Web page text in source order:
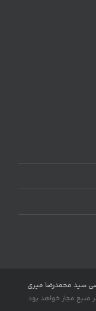
سید محمدرضا میری
منبع مجاز خواهد بود